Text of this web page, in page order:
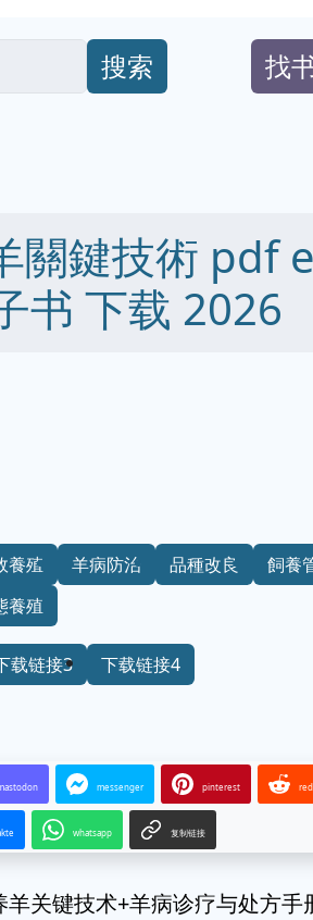
搜索 找
關鍵技術 pdf
书 下载 2026
養殖 羊病防治 品種改良 飼養
養殖
载链接3 下载链接4
messenger pinterest
whatsapp 复制链接
关键技术+羊病诊疗与处方手